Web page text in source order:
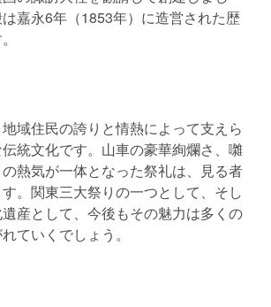
嘉永6年（1853年）に造営された歴
域住民の誇りと情熱によって支えら
統文化です。山車の豪華絢爛さ、囃
熱気が一体となった祭礼は、見る者
。関東三大祭りの一つとして、そし
産として、今後もその魅力は多くの
ていくでしょう。